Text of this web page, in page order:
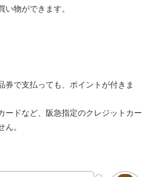
い物ができます。
券で支払っても、ポイントが付きま
ードなど、阪急指定のクレジットカー
ん。